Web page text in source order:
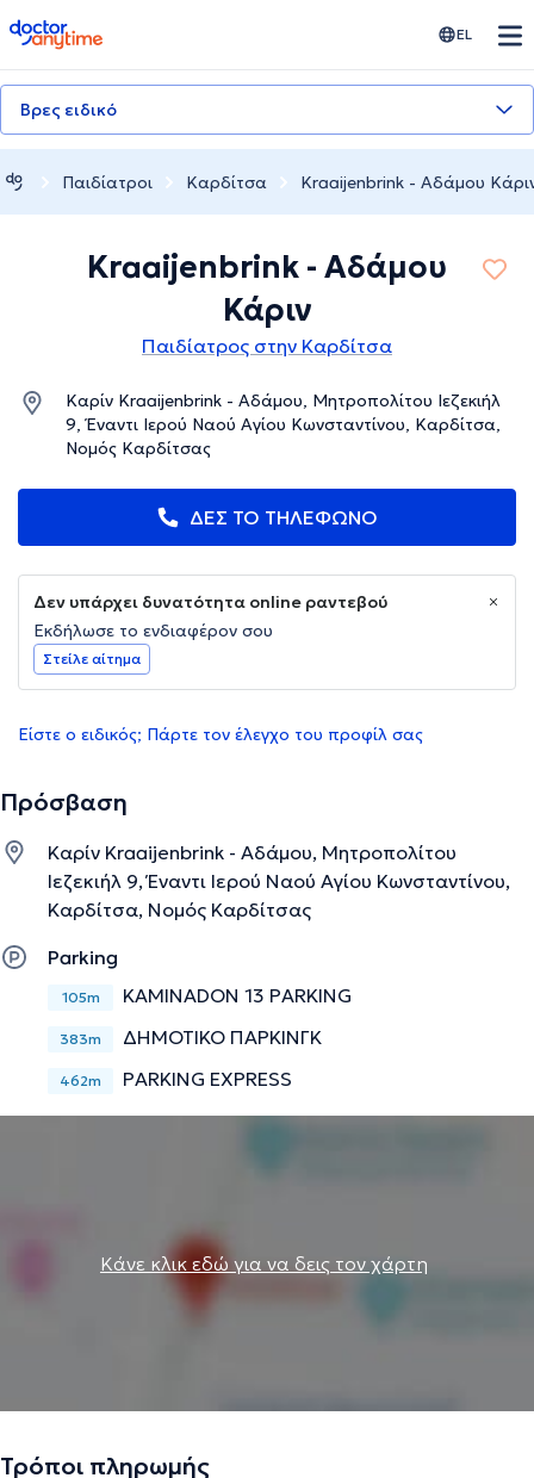
doctoranytime EL
Βρες ειδικό
Παιδίατροι Καρδίτσα Kraaijenbrink - Αδάμου
Kraaijenbrink - Αδάμου
Κάριν
Παιδίατρος στην Καρδίτσα
Καρίν Kraaijenbrink - Αδάμου, Μητροπολίτου Ιεζεκιήλ
9, Έναντι Ιερού Ναού Αγίου Κωνσταντίνου, Καρδίτσα,
Νομός Καρδίτσας
ΔΕΣ ΤΟ ΤΗΛΕΦΩΝΟ
Δεν υπάρχει δυνατότητα online ραντεβού
Εκδήλωσε το ενδιαφέρον σου
Στείλε αίτημα
Είστε ο ειδικός; Πάρτε τον έλεγχο του προφίλ σας
Πρόσβαση
Καρίν Kraaijenbrink - Αδάμου, Μητροπολίτου
Ιεζεκιήλ 9, Έναντι Ιερού Ναού Αγίου Κωνσταντίνου,
Καρδίτσα, Νομός Καρδίτσας
Parking
105m KAMINADON 13 PARKING
383m ΔΗΜΟΤΙΚΟ ΠΑΡΚΙΝΓΚ
462m PARKING EXPRESS
Κάνε κλικ εδώ για να δεις τον χάρτη
Τρόποι πληρωμής